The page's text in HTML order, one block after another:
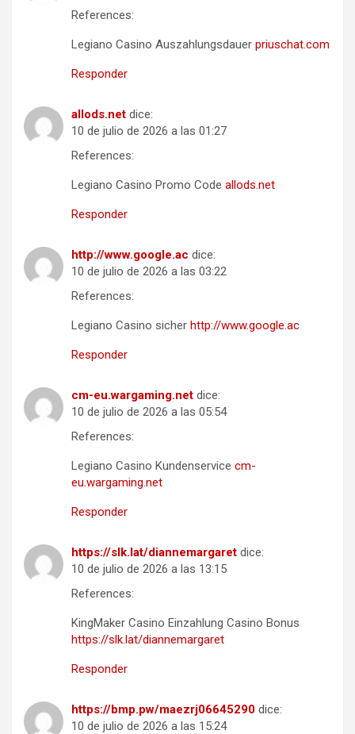
References:
Legiano Casino Auszahlungsdauer priuschat.com
Responder
allods.net dice:
10 de julio de 2026 a las 01:27
References:
Legiano Casino Promo Code allods.net
Responder
http://www.google.ac dice:
10 de julio de 2026 a las 03:22
References:
Legiano Casino sicher http://www.google.ac
Responder
cm-eu.wargaming.net dice:
10 de julio de 2026 a las 05:54
References:
Legiano Casino Kundenservice cm-
eu.wargaming.net
Responder
https://slk.lat/diannemargaret dice:
10 de julio de 2026 a las 13:15
References:
KingMaker Casino Einzahlung Casino Bonus
https://slk.lat/diannemargaret
Responder
https://bmp.pw/maezrj06645290 dice:
10 de julio de 2026 a las 15:24